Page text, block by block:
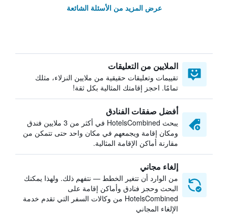
عرض المزيد من الأسئلة الشائعة
الملايين من التعليقات
تقييمات وتعليقات حقيقية من ملايين النزلاء، مثلك
تمامًا. احجز إقامتك المثالية بكل ثقة!
أفضل صفقات الفنادق
يبحث HotelsCombined في أكثر من 3 ملايين فندق
ومكان إقامة ويجمعهم في مكان واحد حتى تتمكن من
مقارنة أماكن الإقامة المثالية.
إلغاء مجاني
من الوارد أن تتغير الخطط — نتفهم ذلك. ولهذا يمكنك
البحث وحجز فنادق وأماكن إقامة على
HotelsCombined من وكالات السفر التي تقدم خدمة
الإلغاء المجاني